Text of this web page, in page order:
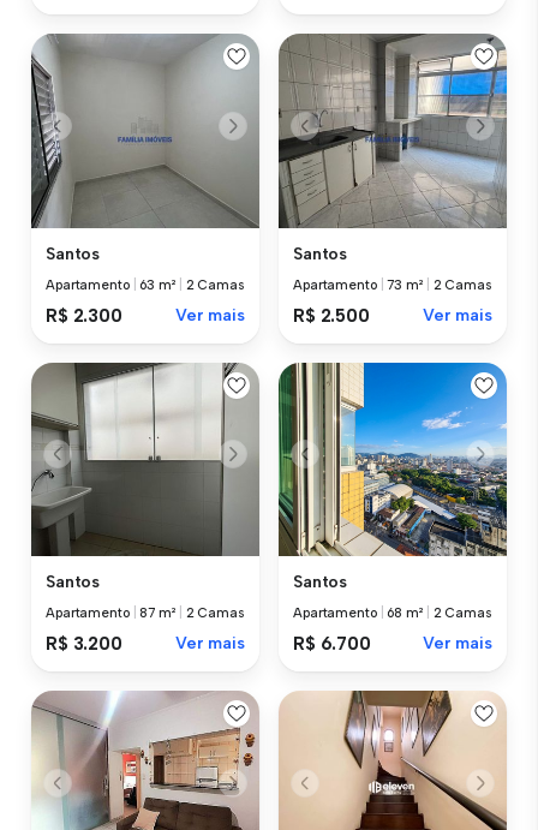
Santos
Apartamento 63 m² 2 Camas
R$ 2.300 Ver mais
Santos
Apartamento |73 m² 2 Camas
R$ 2.500 Ver mais
Santos
Apartamento |87 m² 2 Camas
R$ 3.200 Ver mais
Santos
Apartamento 68 m² 2 Camas
R$ 6.700 Ver mais